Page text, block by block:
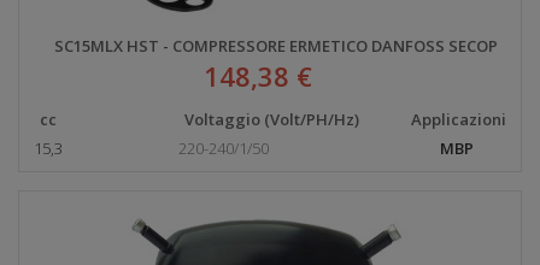
SC15MLX HST - COMPRESSORE ERMETICO DANFOSS SECOP
148,38 €
cc Voltaggio (Volt/PH/Hz)
Applicazioni
15,3
220-240/1/50 MBP